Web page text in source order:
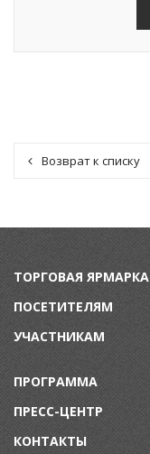
Возврат к списку
ТОРГОВАЯ ЯРМАРКА
ПОСЕТИТЕЛЯМ
УЧАСТНИКАМ
ПРОГРАММА
ПРЕСС-ЦЕНТР
КОНТАКТЫ